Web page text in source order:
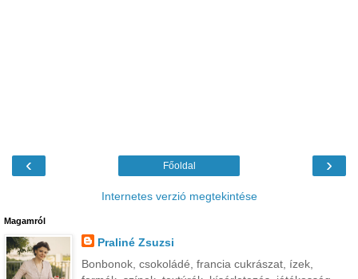
‹ ›
Főoldal
Internetes verzió megtekintése
Magamról
Praliné Zsuzsi
Bonbonok, csokoládé, francia cukrászat, ízek,